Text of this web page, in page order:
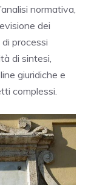
normativa,
dei
processi
di sintesi,
giuridiche e
complessi.